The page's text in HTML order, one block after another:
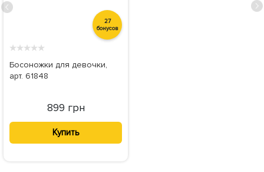
27
бонусов
★★★★★
Босоножки для девочки,
арт. 61848
899 грн
Купить